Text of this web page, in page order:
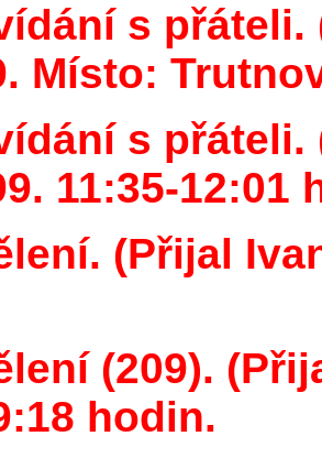
s přáteli.
Místo:
s přáteli.
11:35-
(Přijal
(209).
hodin.